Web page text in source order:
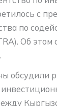
с
по
Об этом
обсудили